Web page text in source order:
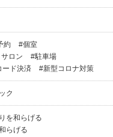
約
#個室
ロン
#駐車場
ード決済 #新型コロナ対策
ク
を和らげる
らげる